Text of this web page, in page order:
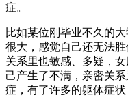
症。
比如某位刚毕业不久的
很大，感觉自己还无法
关系里也敏感、多疑，
己产生了不满，亲密关
症，有了许多的躯体症